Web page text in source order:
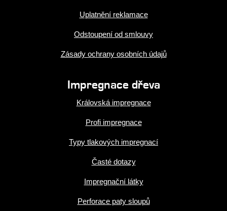
Uplatnění reklamace
Odstoupení od smlouvy
Zásady ochrany osobních údajů
Impregnace dřeva
Královská impregnace
Profi impregnace
Typy tlakových impregnací
Časté dotazy
Impregnační látky
Perforace paty sloupů